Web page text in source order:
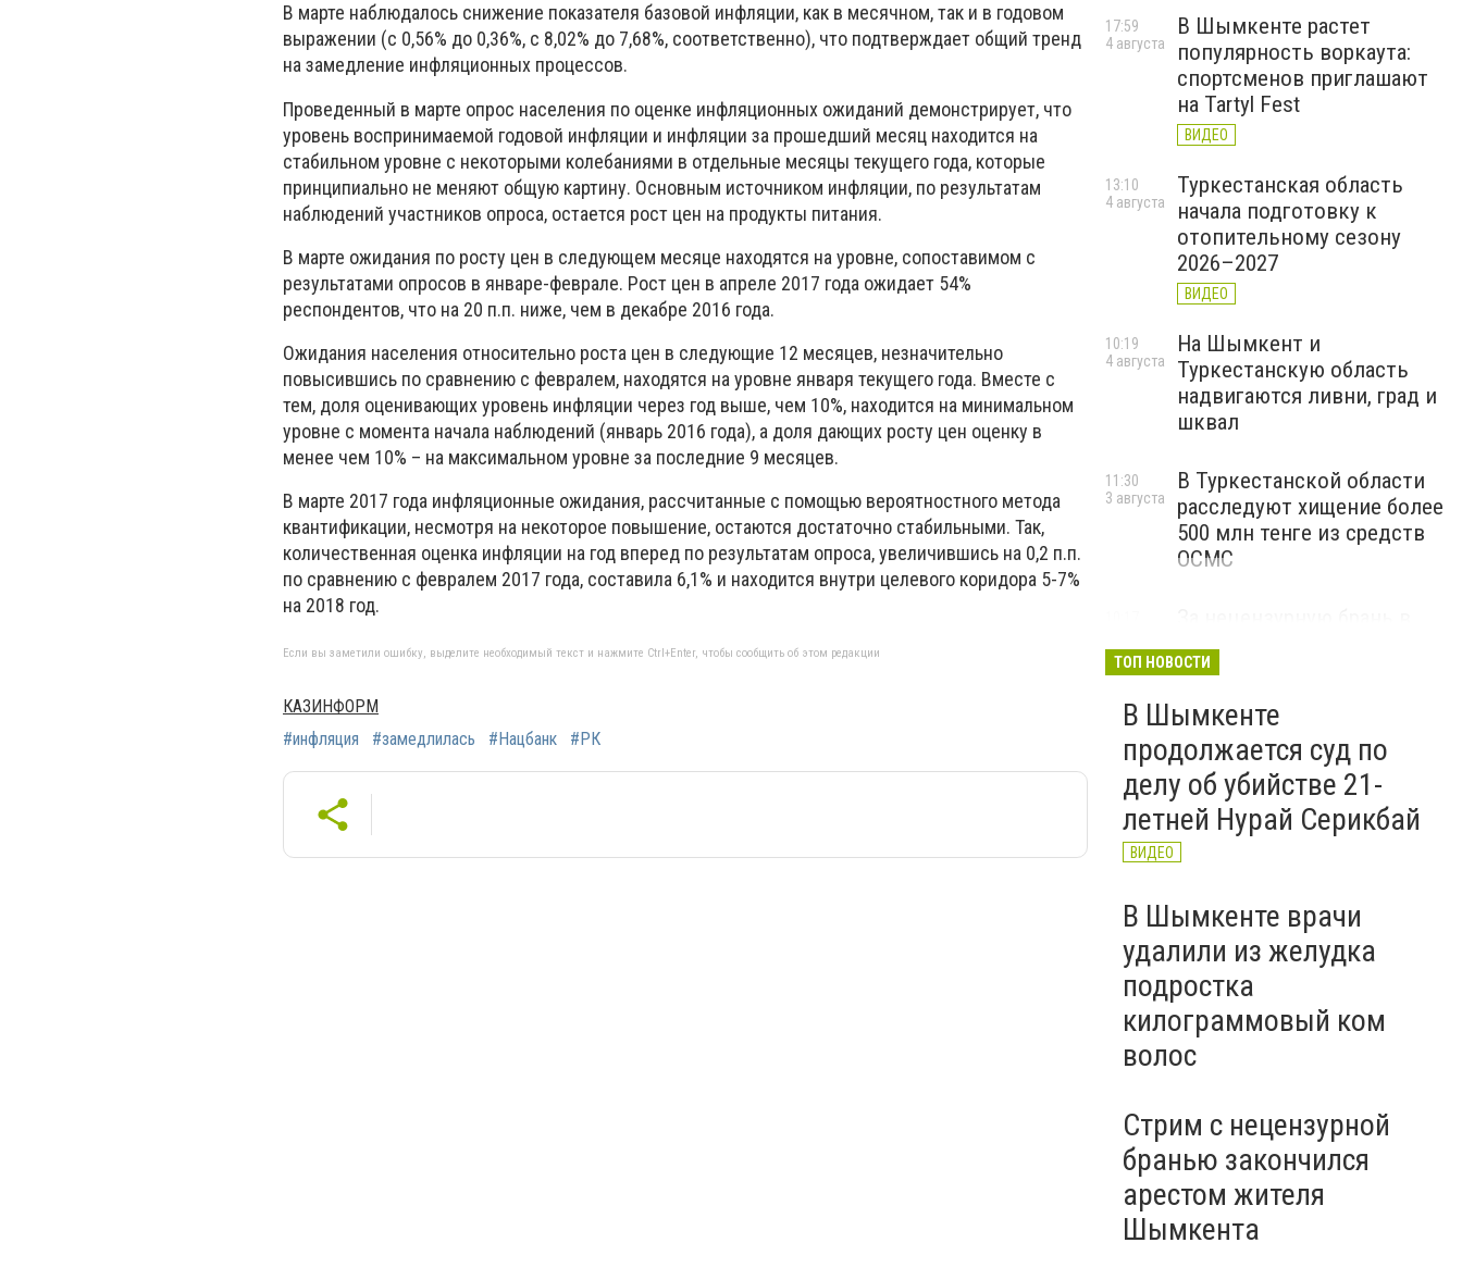
В марте наблюдалось снижение показателя базовой инфляции, как в месячном, так и в годовом
выражении (с 0,56% до 0,36%, с 8,02% до 7,68%, соответственно), что подтверждает общий тренд
на замедление инфляционных процессов.
Проведенный в марте опрос населения по оценке инфляционных ожиданий демонстрирует, что
уровень воспринимаемой годовой инфляции и инфляции за прошедший месяц находится на
стабильном уровне с некоторыми колебаниями в отдельные месяцы текущего года, которые
принципиально не меняют общую картину. Основным источником инфляции, по результатам
наблюдений участников опроса, остается рост цен на продукты питания.
В марте ожидания по росту цен в следующем месяце находятся на уровне, сопоставимом с
результатами опросов в январе-феврале. Рост цен в апреле 2017 года ожидает 54%
респондентов, что на 20 п.п. ниже, чем в декабре 2016 года.
Ожидания населения относительно роста цен в следующие 12 месяцев, незначительно
повысившись по сравнению с февралем, находятся на уровне января текущего года. Вместе с
тем, доля оценивающих уровень инфляции через год выше, чем 10%, находится на минимальном
уровне с момента начала наблюдений (январь 2016 года), а доля дающих росту цен оценку в
менее чем 10% – на максимальном уровне за последние 9 месяцев.
В марте 2017 года инфляционные ожидания, рассчитанные с помощью вероятностного метода
квантификации, несмотря на некоторое повышение, остаются достаточно стабильными. Так,
количественная оценка инфляции на год вперед по результатам опроса, увеличившись на 0,2 п.п.
по сравнению с февралем 2017 года, составила 6,1% и находится внутри целевого коридора 5-7%
на 2018 год.
Если вы заметили ошибку, выделите необходимый текст и нажмите Ctrl+Enter, чтобы сообщить об этом редакции
КАЗИНФОРМ
#инфляция
#замедлилась #Нацбанк #РК
В Шымкенте растет
популярность воркаута:
спортсменов приглашают
на Tartyl Fest
ВИДЕО
17:59
4 августа
Туркестанская область
начала подготовку к
отопительному сезону
2026–2027
ВИДЕО
13:10
4 августа
На Шымкент и
Туркестанскую область
надвигаются ливни, град и
шквал
10:19
4 августа
В Туркестанской области
расследуют хищение более
500 млн тенге из средств
ОСМС
11:30
3 августа
соцсетях и на улице
казахстанцам грозят
ВИДЕО
ТОП НОВОСТИ
В Шымкенте
продолжается суд по
делу об убийстве 21-
летней Нурай Серикбай
ВИДЕО
В Шымкенте врачи
удалили из желудка
подростка
килограммовый ком
волос
Стрим с нецензурной
бранью закончился
арестом жителя
Шымкента